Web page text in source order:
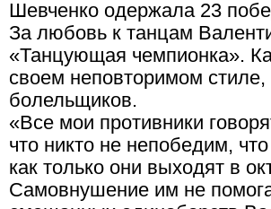
Шевченко одержала 23
За любовь к танцам
«Танцующая чемпионка».
своем неповторимом
болельщиков.
«Все мои противники
что никто не непобедим,
как только они выходят в
Самовнушение им не